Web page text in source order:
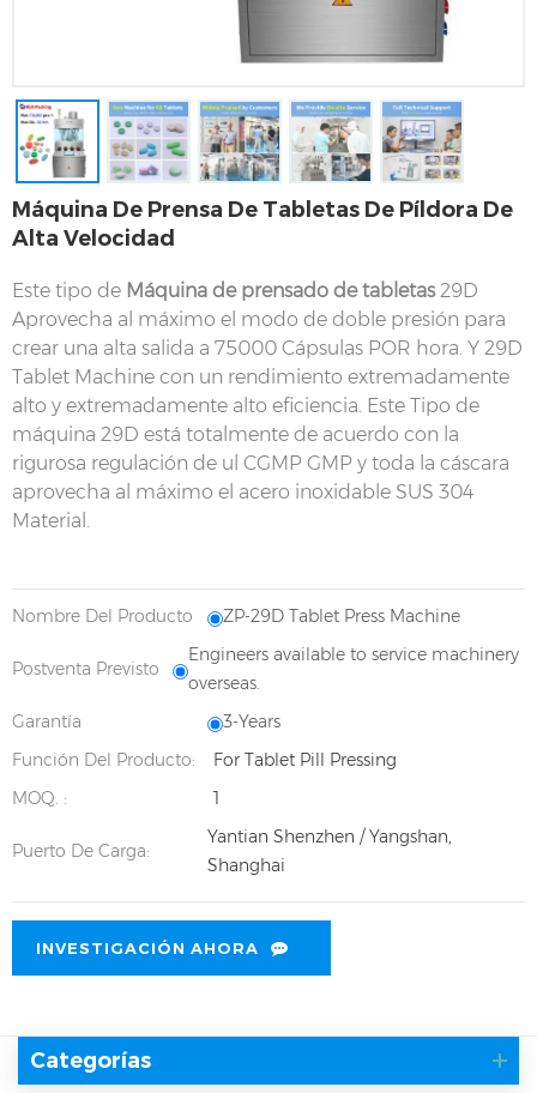
Máquina De Prensa De Tabletas De Píldora De
Alta Velocidad
Este tipo de Máquina de prensado de tabletas29D
Aprovecha al máximo el modo de doble presión para
crear una alta salida a 75000 Cápsulas POR hora. Y 29D
Tablet Machine con un rendimiento extremadamente
alto y extremadamente alto eficiencia. Este Tipo de
máquina 29D está totalmente de acuerdo con la
rigurosa regulación de ul CGMP GMP y toda la cáscara
aprovecha al máximo el acero inoxidable SUS 304
Material.
Nombre Del Producto ZP-29D Tablet Press Machine
Postventa Previsto
Engineers available to service machinery
overseas.
Garantía
3-Years
Función Del Producto:
For Tablet Pill Pressing
MOQ. :
1
Puerto De Carga:
Yantian Shenzhen / Yangshan,
Shanghai
INVESTIGACIÓN AHORA
Categorías